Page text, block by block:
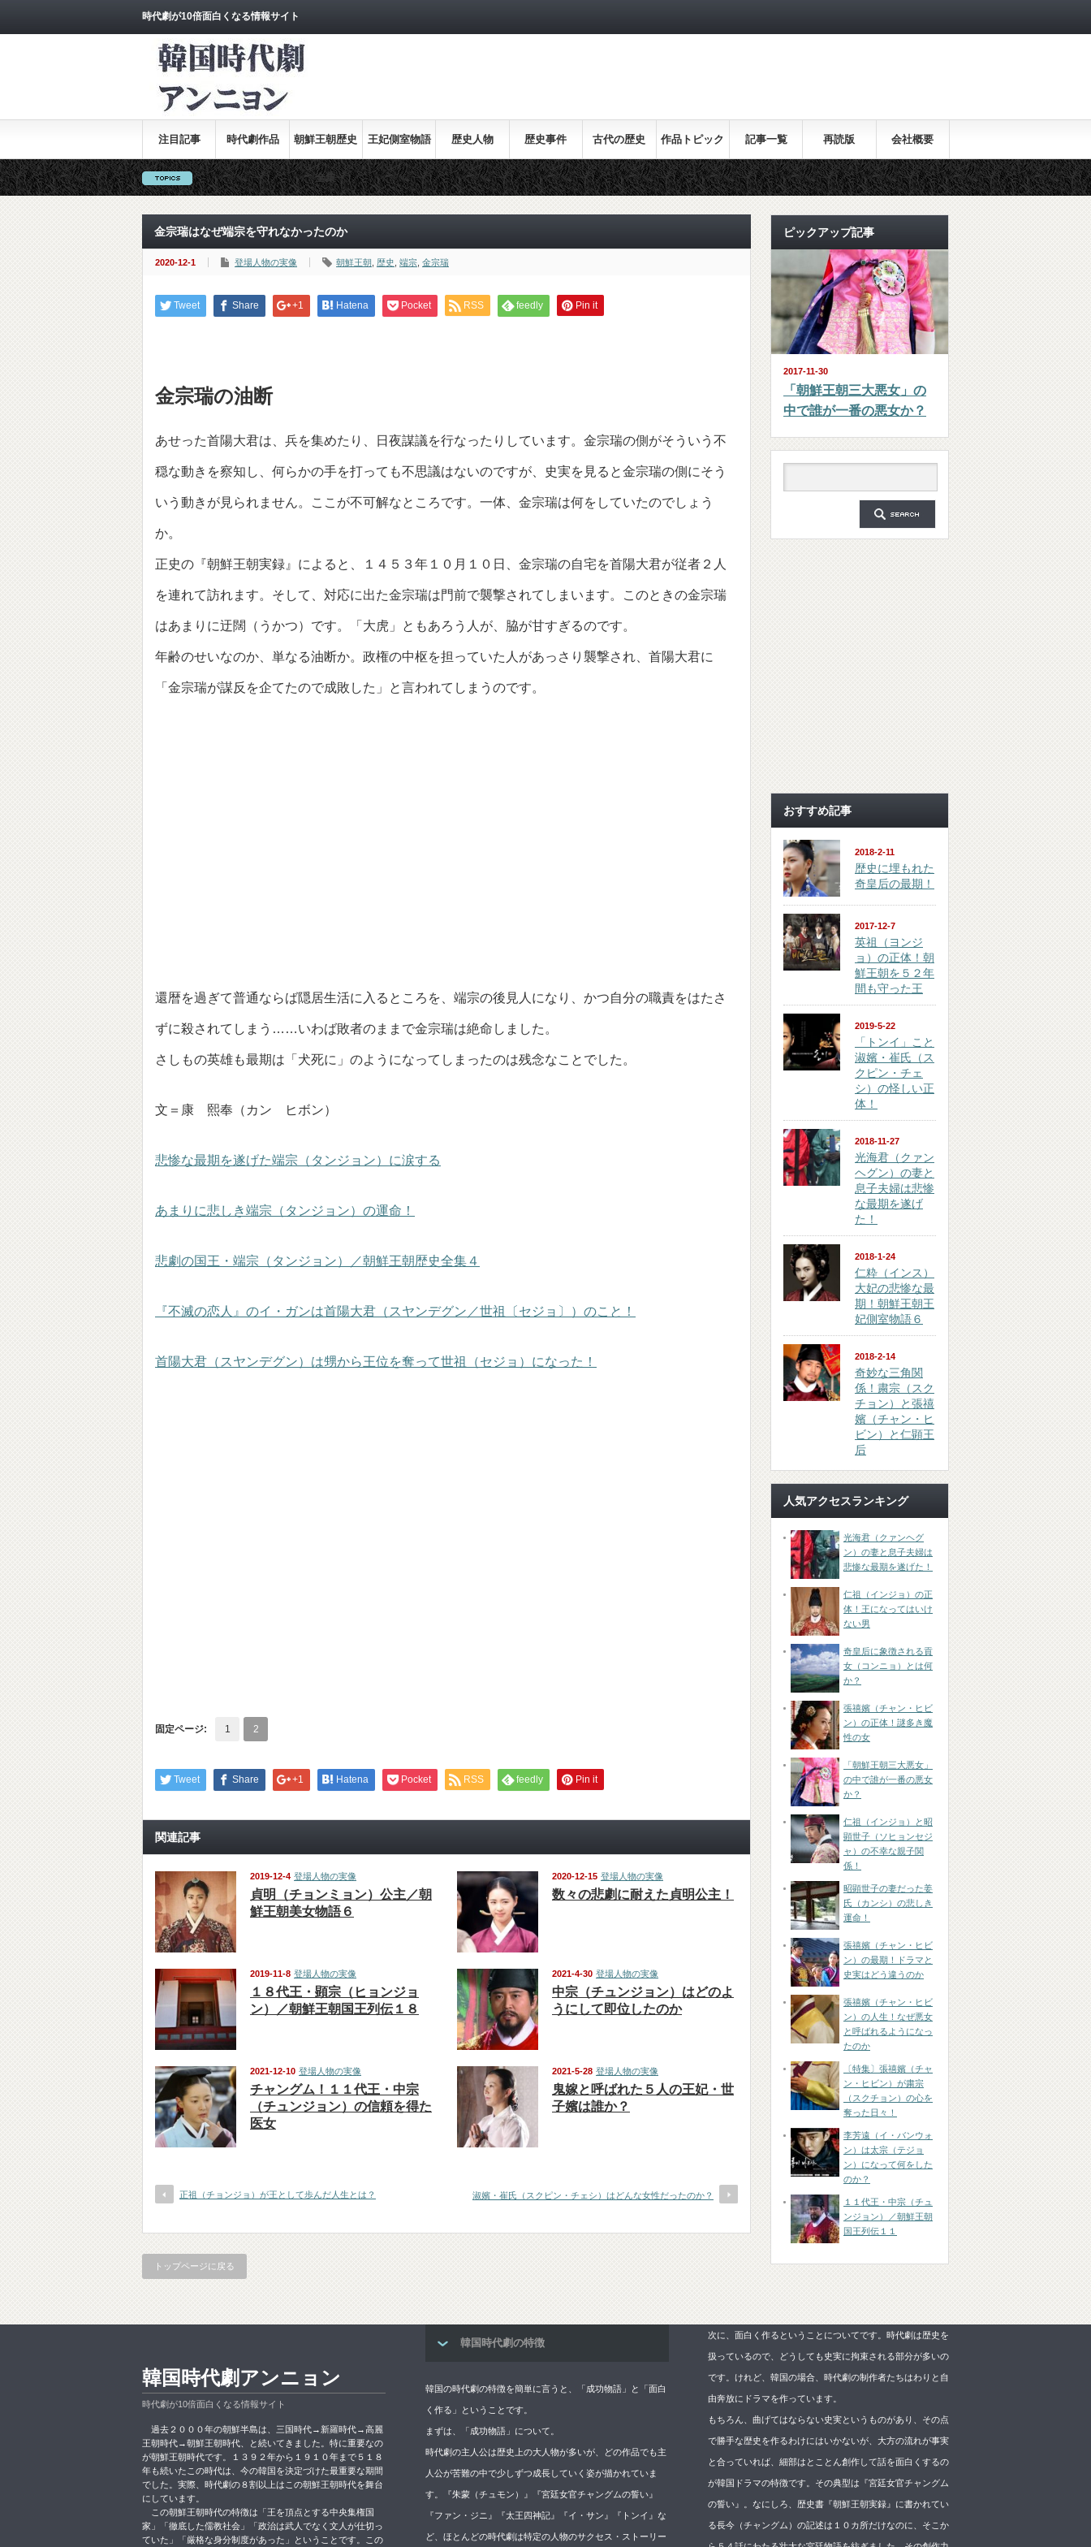
時代劇が10倍面白くなる情報サイト
注目記事 時代劇作品 朝鮮王朝歴史
全集
王妃側室物語 歴史人物 歴史事件 古代の歴史 作品トピック
ス
記事一覧 再読版 会社概要
金宗瑞はなぜ端宗を守れなかったのか
2020-12-1 登場人物の実像 朝鮮王朝 歴史 端宗 金宗瑞
Tweet Share +1 Hatena Pocket RSS feedly Pin it
金宗瑞の油断
あせった首陽大君は、兵を集めたり、日夜謀議を行なったりしています。金宗瑞の側がそういう不
穏な動きを察知し、何らかの手を打っても不思議はないのですが、史実を見ると金宗瑞の側にそう
いう動きが見られません。ここが不可解なところです。一体、金宗瑞は何をしていたのでしょう
か。
正史の『朝鮮王朝実録』によると、１４５３年１０月１０日、金宗瑞の自宅を首陽大君が従者２人
を連れて訪れます。そして、対応に出た金宗瑞は門前で襲撃されてしまいます。このときの金宗瑞
はあまりに迂闊（うかつ）です。「大虎」ともあろう人が、脇が甘すぎるのです。
年齢のせいなのか、単なる油断か。政権の中枢を担っていた人があっさり襲撃され、首陽大君に
「金宗瑞が謀反を企てたので成敗した」と言われてしまうのです。
還暦を過ぎて普通ならば隠居生活に入るところを、端宗の後見人になり、かつ自分の職責をはたさ
ずに殺されてしまう……いわば敗者のままで金宗瑞は絶命しました。
さしもの英雄も最期は「犬死に」のようになってしまったのは残念なことでした。
文＝康 熙奉（カン ヒボン）
悲惨な最期を遂げた端宗（タンジョン）に涙する
あまりに悲しき端宗（タンジョン）の運命！
悲劇の国王・端宗（タンジョン）／朝鮮王朝歴史全集４
『不滅の恋人』のイ・ガンは首陽大君（スヤンデグン／世祖〔セジョ〕）のこと！
首陽大君（スヤンデグン）は甥から王位を奪って世祖（セジョ）になった！
固定ページ: 1 2
Tweet Share +1 Hatena Pocket RSS feedly Pin it
関連記事
2019-12-4 登場人物の実像
貞明（チョンミョン）公主／朝
鮮王朝美女物語６
2020-12-15 登場人物の実像
数々の悲劇に耐えた貞明公主！
2019-11-8 登場人物の実像
１８代王・顕宗（ヒョンジョ
ン）／朝鮮王朝国王列伝１８
2021-4-30 登場人物の実像
中宗（チュンジョン）はどのよ
うにして即位したのか
2021-12-10 登場人物の実像
チャングム！１１代王・中宗
（チュンジョン）の信頼を得た
医女
2021-5-28 登場人物の実像
鬼嫁と呼ばれた５人の王妃・世
子嬪は誰か？
正祖（チョンジョ）が王として歩んだ人生とは？ 淑嬪・崔氏（スクピン・チェシ）はどんな女性だったのか？
トップページに戻る
ピックアップ記事
2017-11-30
「朝鮮王朝三大悪女」の
中で誰が一番の悪女か？
おすすめ記事
2018-2-11
歴史に埋もれた
奇皇后の最期！
2017-12-7
英祖（ヨンジ
ョ）の正体！朝
鮮王朝を５２年
間も守った王
2019-5-22
「トンイ」こと
淑嬪・崔氏（ス
クピン・チェ
シ）の怪しい正
体！
2018-11-27
光海君（クァン
ヘグン）の妻と
息子夫婦は悲惨
な最期を遂げ
た！
2018-1-24
仁粋（インス）
大妃の悲惨な最
期！朝鮮王朝王
妃側室物語６
2018-2-14
奇妙な三角関
係！粛宗（スク
チョン）と張禧
嬪（チャン・ヒ
ビン）と仁顕王
后
人気アクセスランキング
光海君（クァンヘグ
ン）の妻と息子夫婦は
悲惨な最期を遂げた！
仁祖（インジョ）の正
体！王になってはいけ
ない男
奇皇后に象徴される貢
女（コンニョ）とは何
か？
張禧嬪（チャン・ヒビ
ン）の正体！謎多き魔
性の女
「朝鮮王朝三大悪女」
の中で誰が一番の悪女
か？
仁祖（インジョ）と昭
顕世子（ソヒョンセジ
ャ）の不幸な親子関
係！
昭顕世子の妻だった姜
氏（カンシ）の悲しき
運命！
張禧嬪（チャン・ヒビ
ン）の最期！ドラマと
史実はどう違うのか
張禧嬪（チャン・ヒビ
ン）の人生！なぜ悪女
と呼ばれるようになっ
たのか
〔特集〕張禧嬪（チャ
ン・ヒビン）が粛宗
（スクチョン）の心を
奪った日々！
李芳遠（イ・バンウォ
ン）は太宗（テジョ
ン）になって何をした
のか？
１１代王・中宗（チュ
ンジョン）／朝鮮王朝
国王列伝１１
韓国時代劇の特徴
韓国の時代劇の特徴を簡単に言うと、「成功物語」と「面白
く作る」ということです。
まずは、「成功物語」について。
時代劇の主人公は歴史上の大人物が多いが、どの作品でも主
人公が苦難の中で少しずつ成長していく姿が描かれていま
す。『朱蒙（チュモン）』『宮廷女官チャングムの誓い』
『ファン・ジニ』『太王四神記』『イ・サン』『トンイ』な
ど、ほとんどの時代劇は特定の人物のサクセス・ストーリー
次に、面白く作るということについてです。時代劇は歴史を
扱っているので、どうしても史実に拘束される部分が多いの
です。けれど、韓国の場合、時代劇の制作者たちはわりと自
由奔放にドラマを作っています。
もちろん、曲げてはならない史実というものがあり、その点
で勝手な歴史を作るわけにはいかないが、大方の流れが事実
と合っていれば、細部はとことん創作して話を面白くするの
が韓国ドラマの特徴です。その典型は『宮廷女官チャングム
の誓い』。なにしろ、歴史書『朝鮮王朝実録』に書かれてい
る長今（チャングム）の記述は１０カ所だけなのに、そこか
韓国時代劇アンニョン
時代劇が10倍面白くなる情報サイト
過去２０００年の朝鮮半島は、三国時代→新羅時代→高麗
王朝時代→朝鮮王朝時代、と続いてきました。特に重要なの
が朝鮮王朝時代です。１３９２年から１９１０年まで５１８
年も続いたこの時代は、今の韓国を決定づけた最重要な期間
でした。実際、時代劇の８割以上はこの朝鮮王朝時代を舞台
にしています。
この朝鮮王朝時代の特徴は「王を頂点とする中央集権国
家」「徹底した儒教社会」「政治は武人でなく文人が仕切っ
ていた」「厳格な身分制度があった」ということです。この